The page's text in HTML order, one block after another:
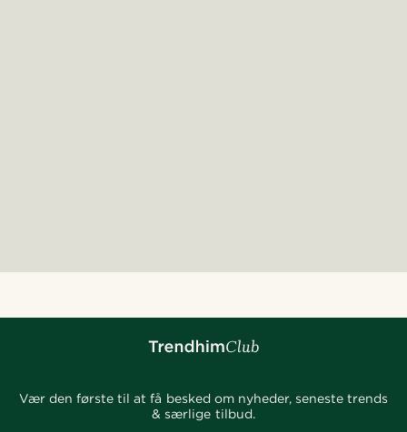
Vær den første til at få besked om nyheder, seneste trends
& særlige tilbud.